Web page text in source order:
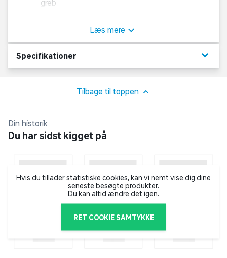
greb
Ekstra brudsikker takket værd den specielle
hellimning
Flot farveglans grundet den høje pigmentering
Træ fra certificeret skovbrug
Læs mere
Specifikationer keyboard_arrow_down
Tilbage til toppen
Din historik
Du har sidst kigget på
Hvis du tillader statistiske cookies, kan vi nemt vise dig dine
seneste besøgte produkter.
Du kan altid ændre det igen.
RET COOKIE SAMTYKKE